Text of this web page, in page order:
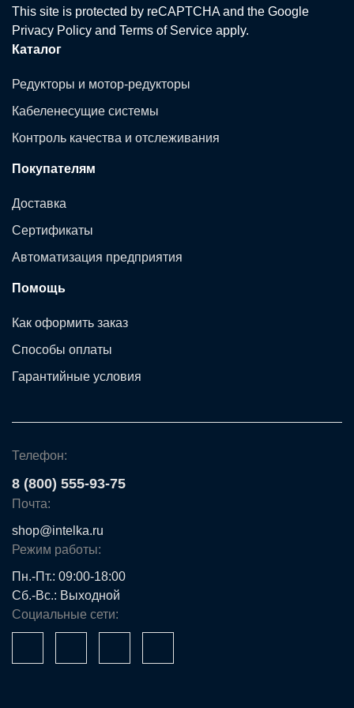
This site is protected by reCAPTCHA and the Google
Privacy Policy and Terms of Service apply.
Каталог
Редукторы и мотор-редукторы
Кабеленесущие системы
Контроль качества и отслеживания
Покупателям
Доставка
Сертификаты
Автоматизация предприятия
Помощь
Как оформить заказ
Способы оплаты
Гарантийные условия
Телефон:
8 (800) 555-93-75
Почта:
shop@intelka.ru
Режим работы:
Пн.-Пт.: 09:00-18:00
Сб.-Вс.: Выходной
Социальные сети: